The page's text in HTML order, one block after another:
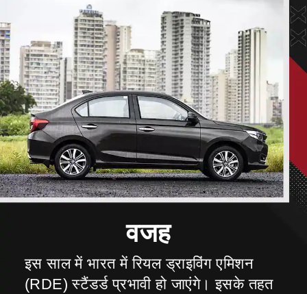
वजह
इस साल में भारत में रियल ड्राइविंग एमिशन
(RDE) स्टैंडर्ड प्रभावी हो जाएंगे। इसके तहत